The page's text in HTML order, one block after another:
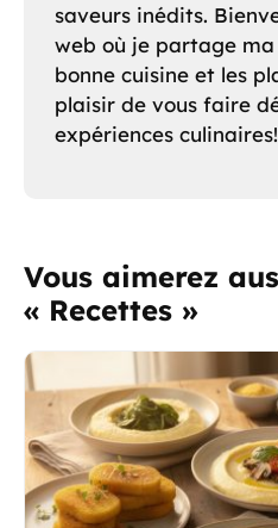
saveurs inédits.
web où je partage
bonne cuisine et les
plaisir de vous faire
expériences culinaires!
Vous aimerez
« Recettes »